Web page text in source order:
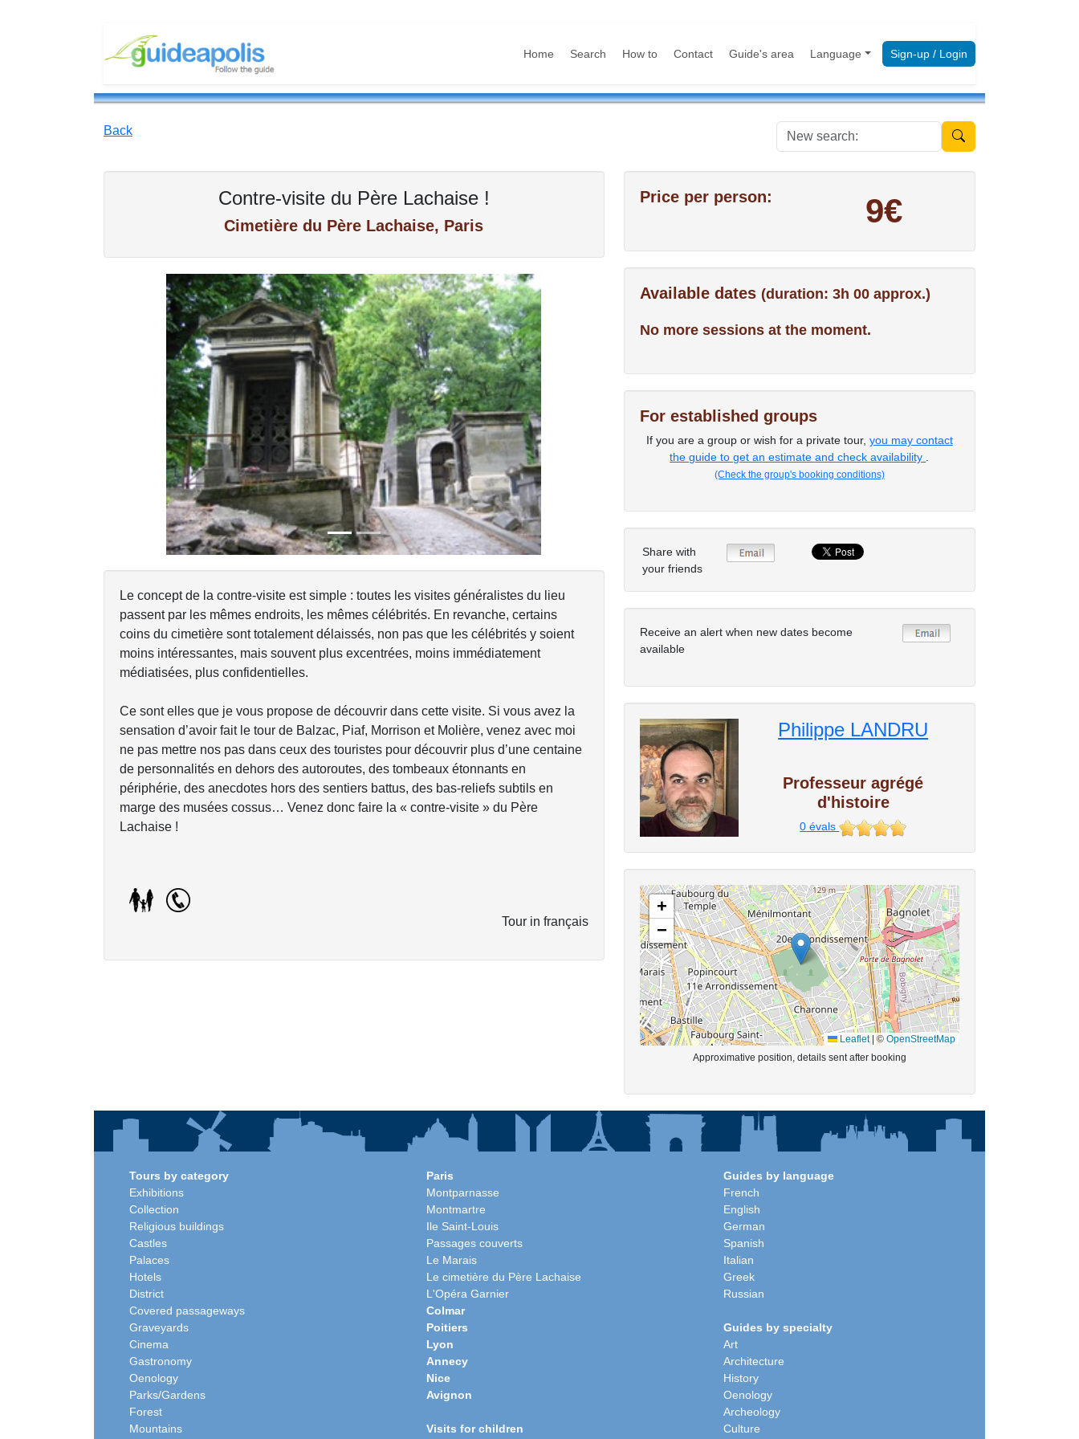
Home Search How to Contact Guide's area Language Sign-up / Login
Back New search:
Contre-visite du Père Lachaise !
Cimetière du Père Lachaise, Paris
Previous
Le concept de la contre-visite est simple : toutes les visites généralistes du lieu
passent par les mêmes endroits, les mêmes célébrités. En revanche, certains
coins du cimetière sont totalement délaissés, non pas que les célébrités y soient
moins intéressantes, mais souvent plus excentrées, moins immédiatement
médiatisées, plus confidentielles.
Ce sont elles que je vous propose de découvrir dans cette visite. Si vous avez la
sensation d’avoir fait le tour de Balzac, Piaf, Morrison et Molière, venez avec moi
ne pas mettre nos pas dans ceux des touristes pour découvrir plus d’une centaine
de personnalités en dehors des autoroutes, des tombeaux étonnants en
périphérie, des anecdotes hors des sentiers battus, des bas-reliefs subtils en
marge des musées cossus… Venez donc faire la « contre-visite » du Père
Lachaise !
Tour in français
Price per person: 9€
Available dates (duration: 3h 00 approx.)
No more sessions at the moment.
For established groups
If you are a group or wish for a private tour, you may contact
the guide to get an estimate and check availability
(Check the group's booking conditions)
Share with
your friends
Receive an alert when new dates become
available
Philippe LANDRU
Professeur agrégé
d'histoire
0 évals
+
−
Leaflet © OpenStreetMap
Approximative position, details sent after booking
Tours by category
Exhibitions
Collection
Religious buildings
Castles
Palaces
Hotels
District
Covered passageways
Graveyards
Cinema
Gastronomy
Oenology
Parks/Gardens
Forest
Mountains
Paris
Montparnasse
Montmartre
Ile Saint-Louis
Passages couverts
Le Marais
Le cimetière du Père Lachaise
L'Opéra Garnier
Colmar
Poitiers
Lyon
Annecy
Nice
Avignon
Visits for children
Guides by language
French
English
German
Spanish
Italian
Greek
Russian
Guides by specialty
Art
Architecture
History
Oenology
Archeology
Culture